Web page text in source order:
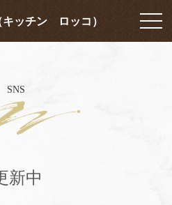
ッチン ロッコ）
SNS
新中